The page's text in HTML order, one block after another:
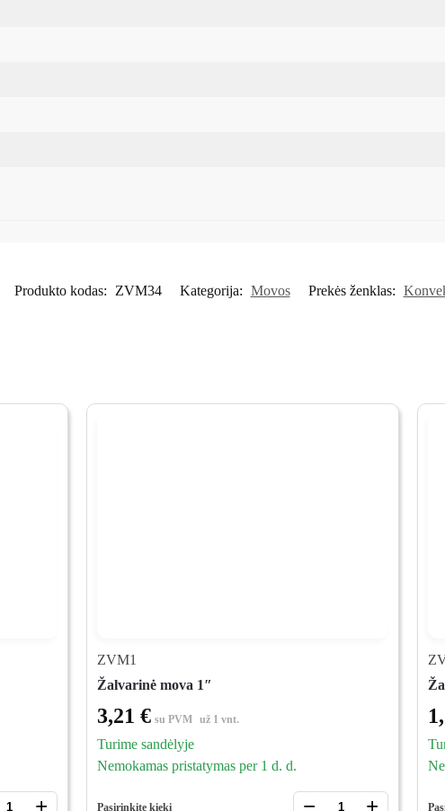
Produkto kodas: ZVM34 Kategorija: Movos Prekės ženklas:
ZVM1
Žalvarinė mova 1″
3,21 € su PVM už 1 vnt.
Turime sandėlyje
Nemokamas pristatymas per 1 d. d.
Pasirinkite kiekį